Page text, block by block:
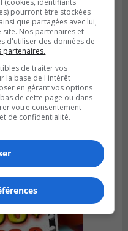
pour protéger son
(cookies, identifiants
pourront être stockées
que partagées avec lui,
Nos partenaires et
d'utiliser des données de
partenaires.
de traiter vos
la base de l'intérêt
en gérant vos options
de cette page ou dans
votre consentement
de confidentialité.